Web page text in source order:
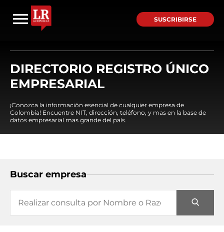
SUSCRIBIRSE
DIRECTORIO REGISTRO ÚNICO
EMPRESARIAL
¡Conozca la información esencial de cualquier empresa de
Colombia! Encuentre NIT, dirección, teléfono, y mas en la base de
datos empresarial mas grande del país.
Buscar empresa